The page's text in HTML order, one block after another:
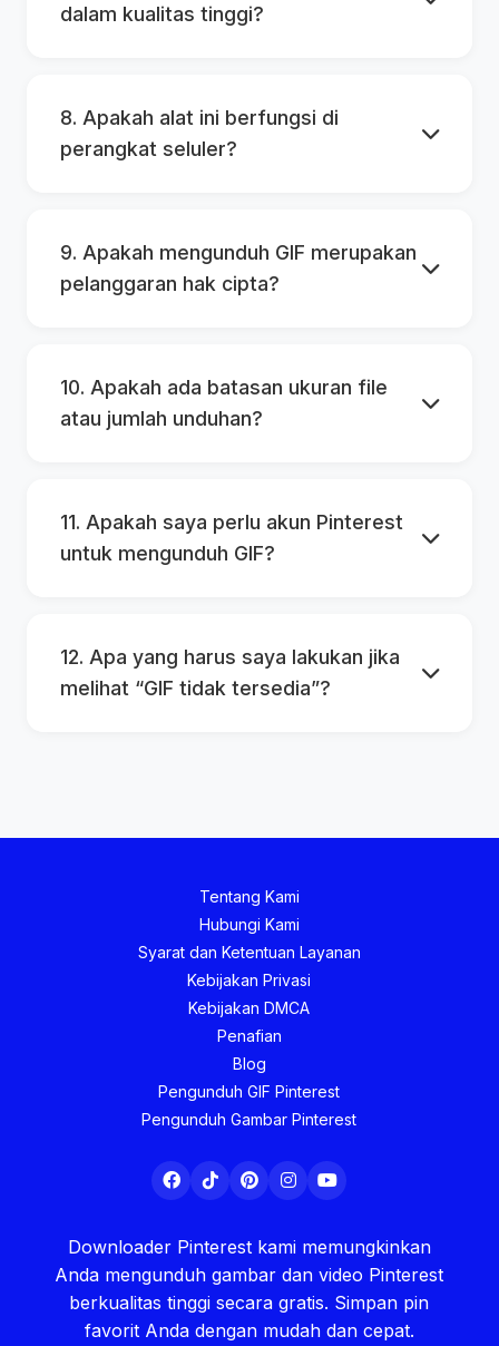
dalam kualitas tinggi?
8. Apakah alat ini berfungsi di
perangkat seluler?
9. Apakah mengunduh GIF merupakan
pelanggaran hak cipta?
10. Apakah ada batasan ukuran file
atau jumlah unduhan?
11. Apakah saya perlu akun Pinterest
untuk mengunduh GIF?
12. Apa yang harus saya lakukan jika
melihat “GIF tidak tersedia”?
Tentang Kami
Hubungi Kami
Syarat dan Ketentuan Layanan
Kebijakan Privasi
Kebijakan DMCA
Penafian
Blog
Pengunduh GIF Pinterest
Pengunduh Gambar Pinterest
Downloader Pinterest kami memungkinkan
Anda mengunduh gambar dan video Pinterest
berkualitas tinggi secara gratis. Simpan pin
favorit Anda dengan mudah dan cepat.